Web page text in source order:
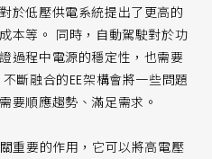
於低壓供電系統提出了更高的
本等。 同時，自動駕駛對於功
過程中電源的穩定性，也需要
斷融合的EE架構會將一些問題
要順應趨勢、滿足需求。
重要的作用，它可以將高電壓